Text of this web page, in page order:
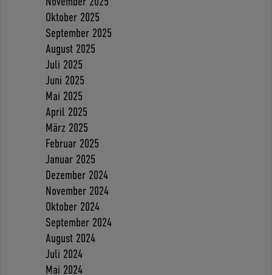
Oktober 2025
September 2025
August 2025
Juli 2025
Juni 2025
Mai 2025
April 2025
März 2025
Februar 2025
Januar 2025
Dezember 2024
November 2024
Oktober 2024
September 2024
August 2024
Juli 2024
Mai 2024